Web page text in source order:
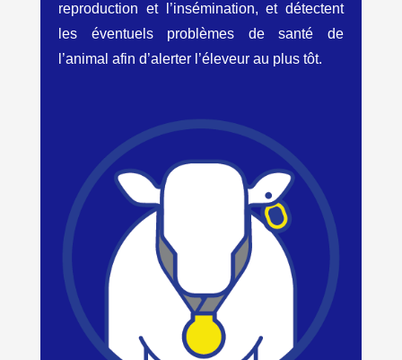
reproduction et l’insémination, et détectent
les éventuels problèmes de santé de
l’animal afin d’alerter l’éleveur au plus tôt.